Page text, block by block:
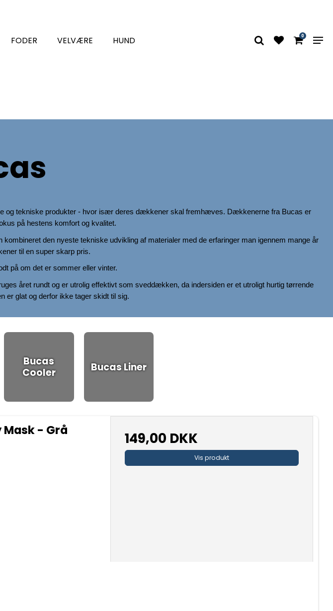
FODER VELVÆRE HUND 0
og tekniske produkter - hvor især deres dækkener skal fremhæves. Dækkenerne fra Bucas er
på hestens komfort og kvalitet.
den nyeste tekniske udvikling af materialer med de erfaringer man igennem mange år
til en super skarp pris.
på om det er sommer eller vinter.
året rundt og er utrolig effektivt som sveddækken, da indersiden er et utroligt hurtig tørrende
er glat og derfor ikke tager skidt til sig.
Bucas
Cooler
Bucas Liner
Mask - Grå 149,00 DKK
Vis produkt